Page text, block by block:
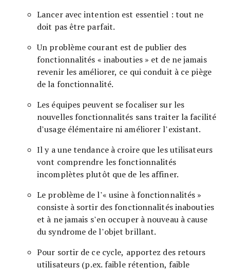
Lancer avec intention est essentiel : tout ne
doit pas être parfait.
Un problème courant est de publier des
fonctionnalités « inabouties » et de ne jamais
revenir les améliorer, ce qui conduit à ce piège
de la fonctionnalité.
Les équipes peuvent se focaliser sur les
nouvelles fonctionnalités sans traiter la facilité
d’usage élémentaire ni améliorer l’existant.
Il y a une tendance à croire que les utilisateurs
vont comprendre les fonctionnalités
incomplètes plutôt que de les affiner.
Le problème de l’« usine à fonctionnalités »
consiste à sortir des fonctionnalités inabouties
et à ne jamais s’en occuper à nouveau à cause
du syndrome de l’objet brillant.
Pour sortir de ce cycle, apportez des retours
utilisateurs (p.ex. faible rétention, faible